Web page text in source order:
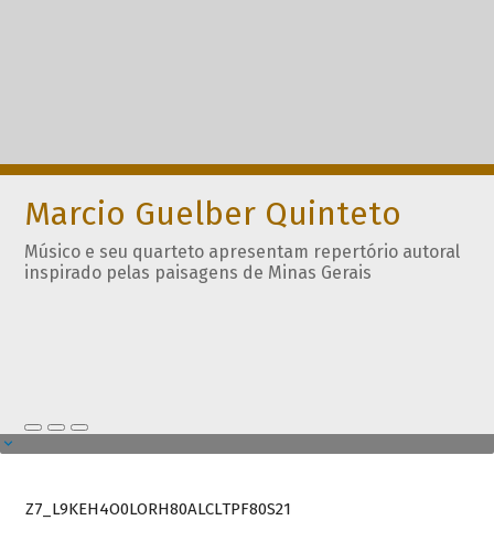
Marcio Guelber Quinteto
Músico e seu quarteto apresentam repertório autoral
inspirado pelas paisagens de Minas Gerais
Z7_L9KEH4O0LORH80ALCLTPF80S21